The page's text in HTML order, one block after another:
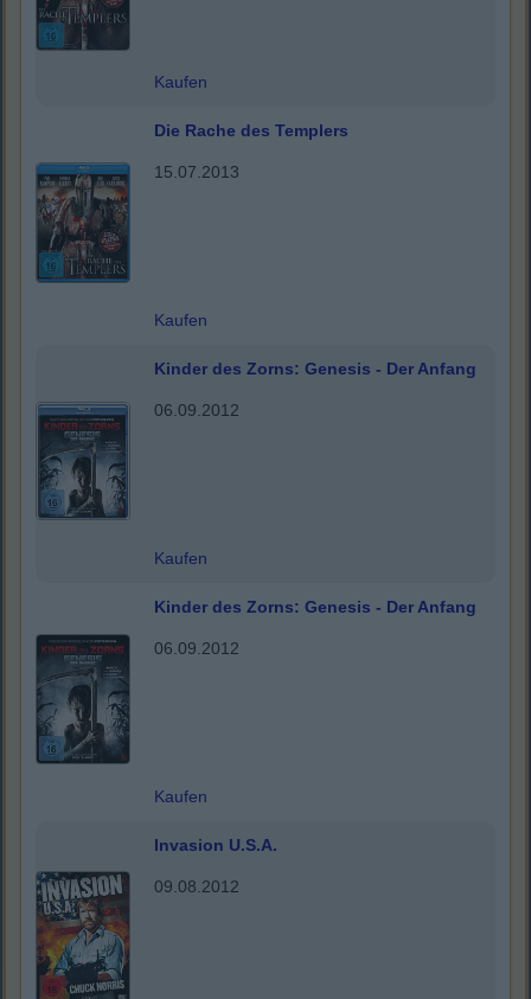
Kaufen
Die Rache des Templers
15.07.2013
Kaufen
Kinder des Zorns: Genesis - Der Anfang
06.09.2012
Kaufen
Kinder des Zorns: Genesis - Der Anfang
06.09.2012
Kaufen
Invasion U.S.A.
09.08.2012